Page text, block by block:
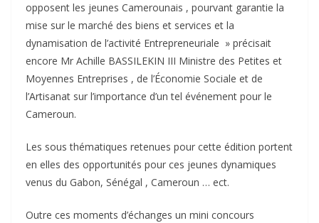
opposent les jeunes Camerounais , pourvant garantie la
mise sur le marché des biens et services et la
dynamisation de l’activité Entrepreneuriale » précisait
encore Mr Achille BASSILEKIN III Ministre des Petites et
Moyennes Entreprises , de l’Économie Sociale et de
l’Artisanat sur l’importance d’un tel événement pour le
Cameroun.
Les sous thématiques retenues pour cette édition portent
en elles des opportunités pour ces jeunes dynamiques
venus du Gabon, Sénégal , Cameroun … ect.
Outre ces moments d’échanges un mini concours